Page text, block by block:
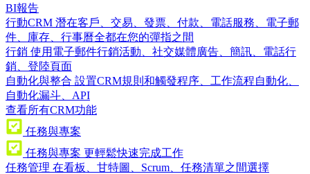
BI報告
行動CRM 潛在客戶、交易、發票、付款、電話服務、電子郵
件、庫存、行事曆全都在您的彈指之間
行銷 使用電子郵件行銷活動、社交媒體廣告、簡訊、電話行
銷、登陸頁面
自動化與整合 設置CRM規則和觸發程序、工作流程自動化、
自動化漏斗、API
查看所有CRM功能
任務與專案
任務與專案 更輕鬆快速完成工作
任務管理 在看板、甘特圖、Scrum、任務清單之間選擇